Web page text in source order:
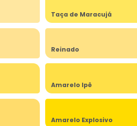
Taça de Maracujá
Reinado
Amarelo Ipê
Amarelo Explosivo